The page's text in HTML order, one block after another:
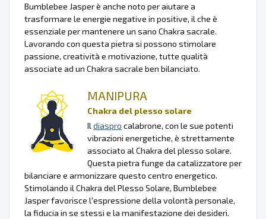
Bumblebee Jasper è anche noto per aiutare a
trasformare le energie negative in positive, il che è
essenziale per mantenere un sano Chakra sacrale.
Lavorando con questa pietra si possono stimolare
passione, creatività e motivazione, tutte qualità
associate ad un Chakra sacrale ben bilanciato.
MANIPURA
Chakra del plesso solare
Il diaspro calabrone, con le sue potenti
vibrazioni energetiche, è strettamente
associato al Chakra del plesso solare.
Questa pietra funge da catalizzatore per
bilanciare e armonizzare questo centro energetico.
Stimolando il Chakra del Plesso Solare, Bumblebee
Jasper favorisce l'espressione della volontà personale,
la fiducia in se stessi e la manifestazione dei desideri.